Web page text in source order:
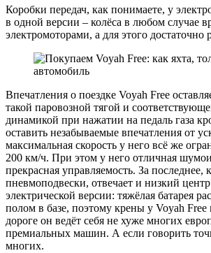
Коробки передач, как понимаете, у
в одной версии – колёса в любом случае
электромоторами, а для этого достаточно
Впечатления о поездке Voyah Free
такой паровозной тягой и
динамикой при нажатии на педаль газа
оставить незабываемые впечатления от
максимальная скорость у него всё же
200 км/ч. При этом у него отличная
прекрасная управляемость. За последнее,
пневмоподвески, отвечает и низкий
электрической версии: тяжёлая батарея
полом в базе, поэтому крены у Voyah
дороге он ведёт себя не хуже многих
премиальных машин. А если говорить
многих.